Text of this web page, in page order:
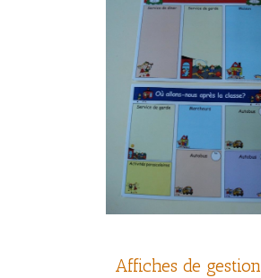
Affiches de gestion